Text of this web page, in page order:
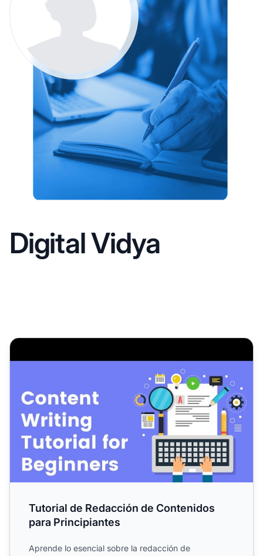
Digital Vidya
Tutorial de Redacción de Contenidos para Principiantes
Tutorial de Redacción de Contenidos
para Principiantes
Aprende lo esencial sobre la redacción de